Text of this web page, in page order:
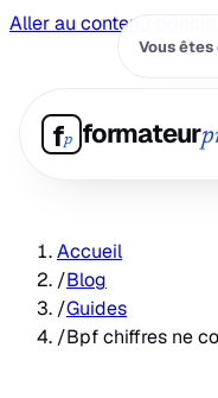
Aller au contenu
Vous
fp formateur
Accueil
/Blog
/Guides
/Bpf chiffres ne